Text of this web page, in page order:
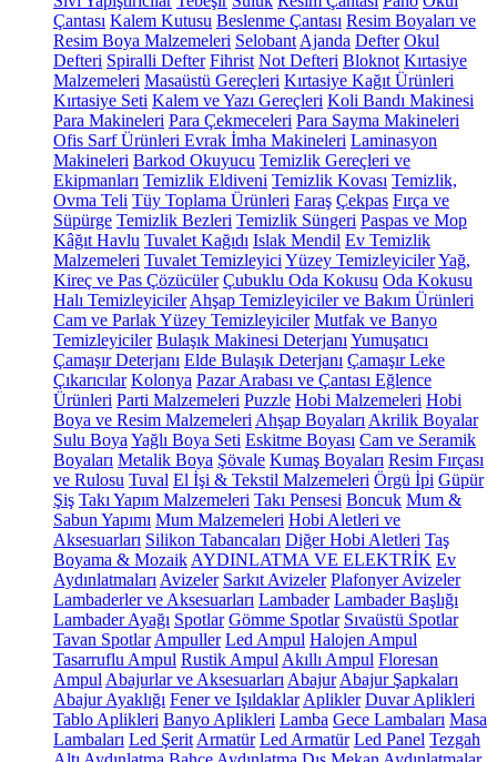
Çantası Kalem Kutusu Beslenme Çantası Resim Boyaları ve
Resim Boya Malzemeleri Selobant Ajanda Defter Okul
Defteri Spiralli Defter Fihrist Not Defteri Bloknot Kırtasiye
Malzemeleri Masaüstü Gereçleri Kırtasiye Kağıt Ürünleri
Kırtasiye Seti Kalem ve Yazı Gereçleri Koli Bandı Makinesi
Para Makineleri Para Çekmeceleri Para Sayma Makineleri
Ofis Sarf Ürünleri Evrak İmha Makineleri Laminasyon
Makineleri Barkod Okuyucu Temizlik Gereçleri ve
Ekipmanları Temizlik Eldiveni Temizlik Kovası Temizlik,
Ovma Teli Tüy Toplama Ürünleri Faraş Çekpas Fırça ve
Süpürge Temizlik Bezleri Temizlik Süngeri Paspas ve Mop
Kâğıt Havlu Tuvalet Kağıdı Islak Mendil Ev Temizlik
Malzemeleri Tuvalet Temizleyici Yüzey TemizleyicilerYağ,
Kireç ve Pas Çözücüler Çubuklu Oda Kokusu Oda Kokusu
Halı Temizleyiciler Ahşap Temizleyiciler ve Bakım Ürünleri
Cam ve Parlak Yüzey Temizleyiciler Mutfak ve Banyo
Temizleyiciler Bulaşık Makinesi Deterjanı Yumuşatıcı
Çamaşır Deterjanı Elde Bulaşık Deterjanı Çamaşır Leke
Çıkarıcılar Kolonya Pazar Arabası ve Çantası Eğlence
Ürünleri Parti Malzemeleri Puzzle Hobi Malzemeleri Hobi
Boya ve Resim Malzemeleri Ahşap Boyaları Akrilik Boyalar
Sulu Boya Yağlı Boya Seti Eskitme Boyası Cam ve Seramik
Boyaları Metalik Boya Şövale Kumaş Boyaları Resim Fırçası
ve Rulosu Tuval El İşi & Tekstil Malzemeleri Örgü İpi Güpür
Şiş Takı Yapım Malzemeleri Takı Pensesi Boncuk Mum &
Sabun Yapımı Mum Malzemeleri Hobi Aletleri ve
Aksesuarları Silikon Tabancaları Diğer Hobi Aletleri Taş
Boyama & Mozaik AYDINLATMA VE ELEKTRİK Ev
Aydınlatmaları Avizeler Sarkıt Avizeler Plafonyer Avizeler
Lambaderler ve Aksesuarları Lambader Lambader Başlığı
Lambader Ayağı Spotlar Gömme Spotlar Sıvaüstü Spotlar
Tavan Spotlar Ampuller Led Ampul Halojen Ampul
Tasarruflu Ampul Rustik Ampul Akıllı Ampul Floresan
Ampul Abajurlar ve Aksesuarları Abajur Abajur Şapkaları
Abajur Ayaklığı Fener ve Işıldaklar Aplikler Duvar Aplikleri
Tablo Aplikleri Banyo Aplikleri Lamba Gece Lambaları Masa
Lambaları Led Şerit Armatür Led Armatür Led Panel Tezgah